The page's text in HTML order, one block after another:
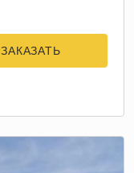
ЗАКАЗАТЬ